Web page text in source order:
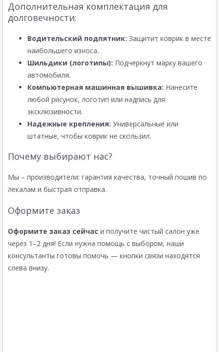
Дополнительная комплектация для
долговечности:
Водительский подпятник: Защитит коврик в месте
наибольшего износа.
Шильдики (логотипы): Подчеркнут марку вашего
автомобиля.
Компьютерная машинная вышивка: Нанесите
любой рисунок, логотип или надпись для
эксклюзивности.
Надежные крепления: Универсальные или
штатные, чтобы коврик не скользил.
Почему выбирают нас?
Мы – производители: гарантия качества, точный пошив по
лекалам и быстрая отправка.
Оформите заказ
Оформите заказ сейчас и получите чистый салон уже
через 1–2 дня! Если нужна помощь с выбором, наши
консультанты готовы помочь — кнопки связи находятся
слева внизу.